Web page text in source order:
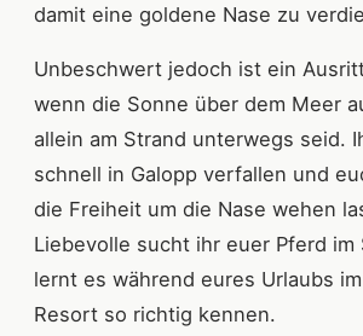
damit eine goldene Nase zu
Unbeschwert jedoch ist ein
wenn die Sonne über dem Meer
allein am Strand unterwegs seid.
schnell in Galopp verfallen und
die Freiheit um die Nase wehen
Liebevolle sucht ihr euer Pferd im
lernt es während eures Urlaubs
Resort so richtig kennen.